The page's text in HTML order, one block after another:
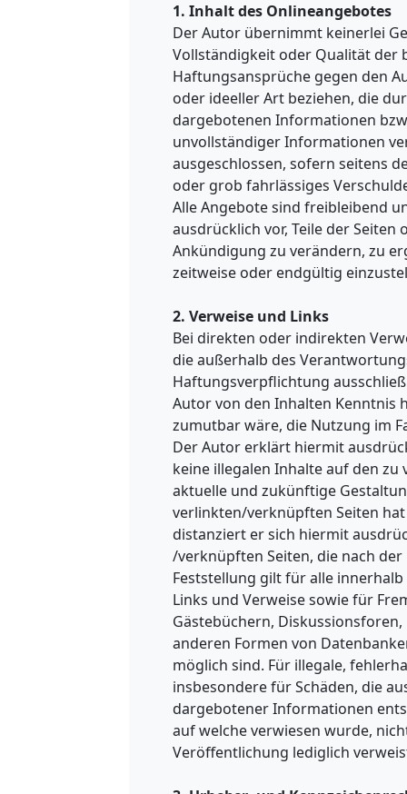
1. Inhalt des Onlineangebotes
Der Autor übernimmt keinerlei
Vollständigkeit oder Qualität
Haftungsansprüche gegen den
oder ideeller Art beziehen, die
dargebotenen Informationen
unvollständiger Informationen
ausgeschlossen, sofern seitens
oder grob fahrlässiges
Alle Angebote sind freibleibend
ausdrücklich vor, Teile der
Ankündigung zu verändern, zu
zeitweise oder endgültig
2. Verweise und Links
Bei direkten oder indirekten
die außerhalb des
Haftungsverpflichtung
Autor von den Inhalten Kenntnis
zumutbar wäre, die Nutzung im
Der Autor erklärt hiermit
keine illegalen Inhalte auf den
aktuelle und zukünftige
verlinkten/verknüpften Seiten
distanziert er sich hiermit
/verknüpften Seiten, die nach
Feststellung gilt für alle
Links und Verweise sowie für
Gästebüchern,
anderen Formen von
möglich sind. Für illegale,
insbesondere für Schäden, die
dargebotener Informationen
auf welche verwiesen wurde,
Veröffentlichung lediglich